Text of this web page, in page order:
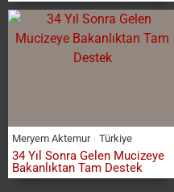
Meryem Aktemur Türkiye
34 Yıl Sonra Gelen Mucizeye
Bakanlıktan Tam Destek